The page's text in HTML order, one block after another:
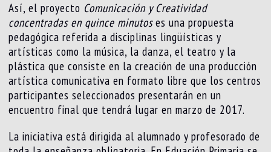
Así, el proyecto Comunicación y Creatividad
concentradas en quince minutoses una propuesta
pedagógica referida a disciplinas lingüísticas y
artísticas como la música, la danza, el teatro y la
plástica que consiste en la creación de una producción
artística comunicativa en formato libre que los centros
participantes seleccionados presentarán en un
encuentro final que tendrá lugar en marzo de 2017.
La iniciativa está dirigida al alumnado y profesorado de